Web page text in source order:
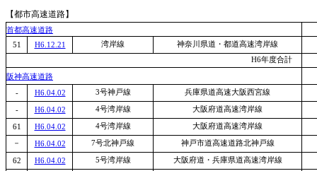
【都市高速道路】
首都高速道路
51
H6.12.21 湾岸線
神奈川県道・都道高速湾岸線
H6年度合計
阪神高速道路
- H6.04.02 3号神戸線 兵庫県道高速大阪西宮線
- H6.04.02 4号湾岸線 大阪府道高速湾岸線
61 H6.04.02 4号湾岸線 大阪府道高速湾岸線
－ H6.04.02 7号北神戸線 神戸市道高速道路北神戸線
62 H6.04.02 5号湾岸線 大阪府道・兵庫県道高速湾岸線